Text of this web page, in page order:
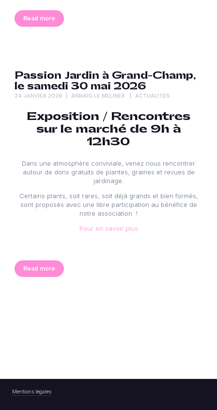
Read more
Passion Jardin à Grand-Champ,
le samedi 30 mai 2026
24 JANVIER 2026 ANNAÏG LE MELINER ACTUALITÉS
Exposition / Rencontres
sur le marché de 9h à
12h30
Dans une atmosphère conviviale, venez nous rencontrer
autour de dons gratuits de plantes, graines et revues de
jardinage.
Certains plants, soit rares, soit déjà grands et bien formés,
sont proposés avec une libre participation au bénéfice de
notre association !
Pour en savoir plus
Read more
Mentions légales